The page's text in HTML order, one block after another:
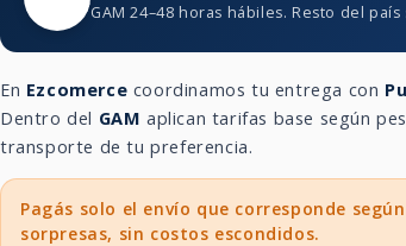
GAM 24–48 horas hábiles. Resto del
En Ezcomerce coordinamos tu entrega con
Dentro del GAM aplican tarifas base según
transporte de tu preferencia.
Pagás solo el envío que corresponde
sorpresas, sin costos escondidos.